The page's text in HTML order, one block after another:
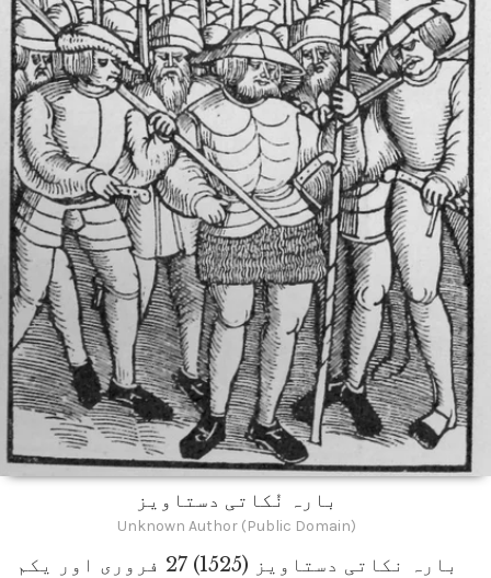
بارہ نُکاتی دستاویز
Unknown Author (Public Domain)
بارہ نکاتی دستاویز (1525) 27 فروری اور یکم